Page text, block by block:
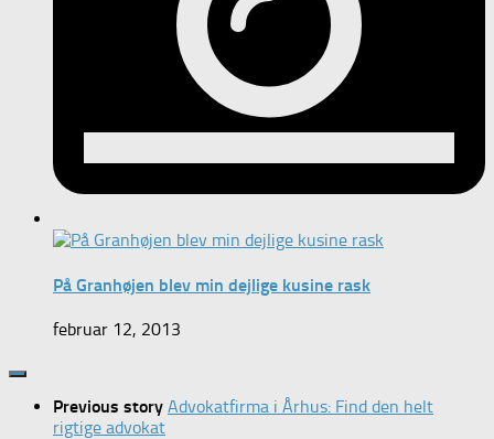
På Granhøjen blev min dejlige kusine rask
februar 12, 2013
Previous story Advokatfirma i Århus: Find den helt
rigtige advokat